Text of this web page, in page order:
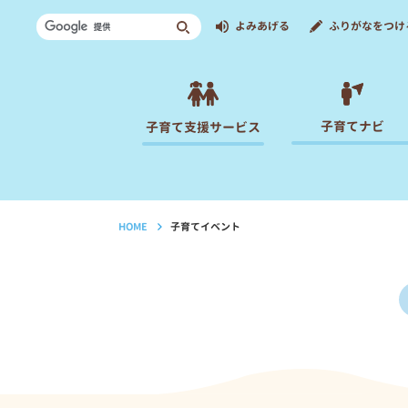
よみあげる ふりがなをつけ
子育て支援サービス 子育てナビ
HOME 子育てイベント